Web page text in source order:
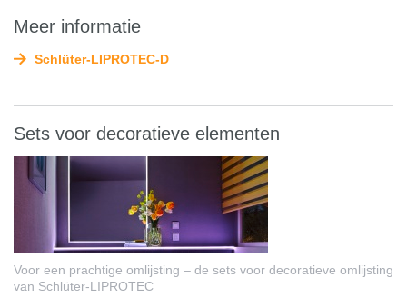
Meer informatie
Schlüter-LIPROTEC-D
Sets voor decoratieve elementen
Voor een prachtige omlijsting – de sets voor decoratieve omlijsting
van Schlüter-LIPROTEC